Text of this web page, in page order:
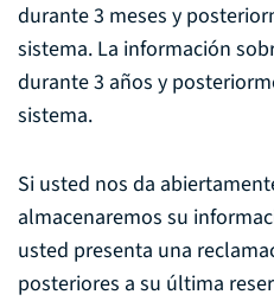
durante 3 meses y
sistema. La información
durante 3 años y
sistema.
Si usted nos da
almacenaremos su
usted presenta una
posteriores a su última